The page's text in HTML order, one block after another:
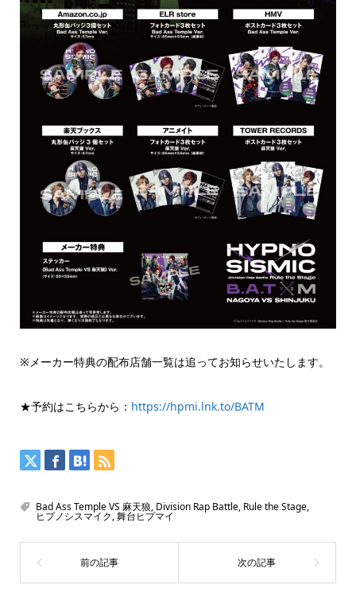
※メーカー特典の配布店舗一覧は追ってお知らせいたします。
★予約はこちらから： https://hpmi.lnk.to/BATM
Bad Ass Temple VS 麻天狼, Division Rap Battle, Rule the Stage,
ヒプノシスマイク,舞台ヒプマイ